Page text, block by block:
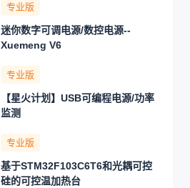
专业版
迷你数字可调电源/数控电源--
Xuemeng V6
专业版
【星火计划】USB可编程电源/功率
监测
专业版
基于STM32F103C6T6和光耦可控
硅的可控温加热台